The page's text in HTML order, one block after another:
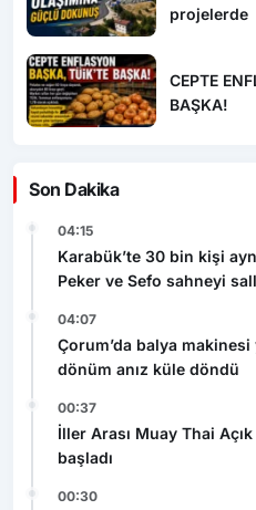
projelerde
CEPTE
BAŞKA!
Son Dakika
04:15
Karabük’te 30 bin kişi
Peker ve Sefo sahneyi
04:07
Çorum’da balya
dönüm anız küle döndü
00:37
İller Arası Muay Thai
başladı
00:30